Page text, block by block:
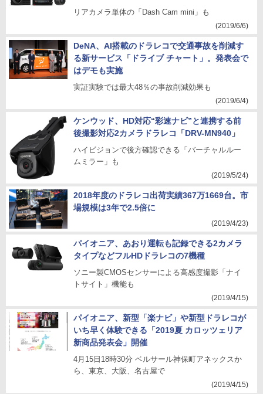
リアカメラ単体の「Dash Cam mini」も
(2019/6/6)
DeNA、AI搭載のドラレコで交通事故を削減す
る新サービス「ドライブ チャート」。発表会で
はデモも実施
実証実験では最大48％の事故削減効果も
(2019/6/4)
ケンウッド、HD対応“彩速ナビ”と連携する前
後撮影対応2カメラドラレコ「DRV-MN940」
ハイビジョンで後方確認できる「バーチャルルー
ムミラー」も
(2019/5/24)
2018年度のドラレコ出荷実績367万1669台。市
場規模は3年で2.5倍に
(2019/4/23)
パイオニア、あおり運転も記録できる2カメラ
タイプなどフルHDドラレコの7機種
ソニー製CMOSセンサーによる高感度撮影「ナイ
トサイト」機能も
(2019/4/15)
パイオニア、新型「楽ナビ」や新型ドラレコが
いち早く体験できる「2019夏 カロッツェリア
新商品発表会」開催
4月15日18時30分 ベルサール神保町アネックスか
ら、東京、大阪、名古屋で
(2019/4/15)